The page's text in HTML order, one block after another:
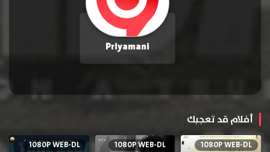
Priyamani
أفلام قد تعجبك
1080P WEB-DL
1080P WEB-DL
1080P WEB-DL